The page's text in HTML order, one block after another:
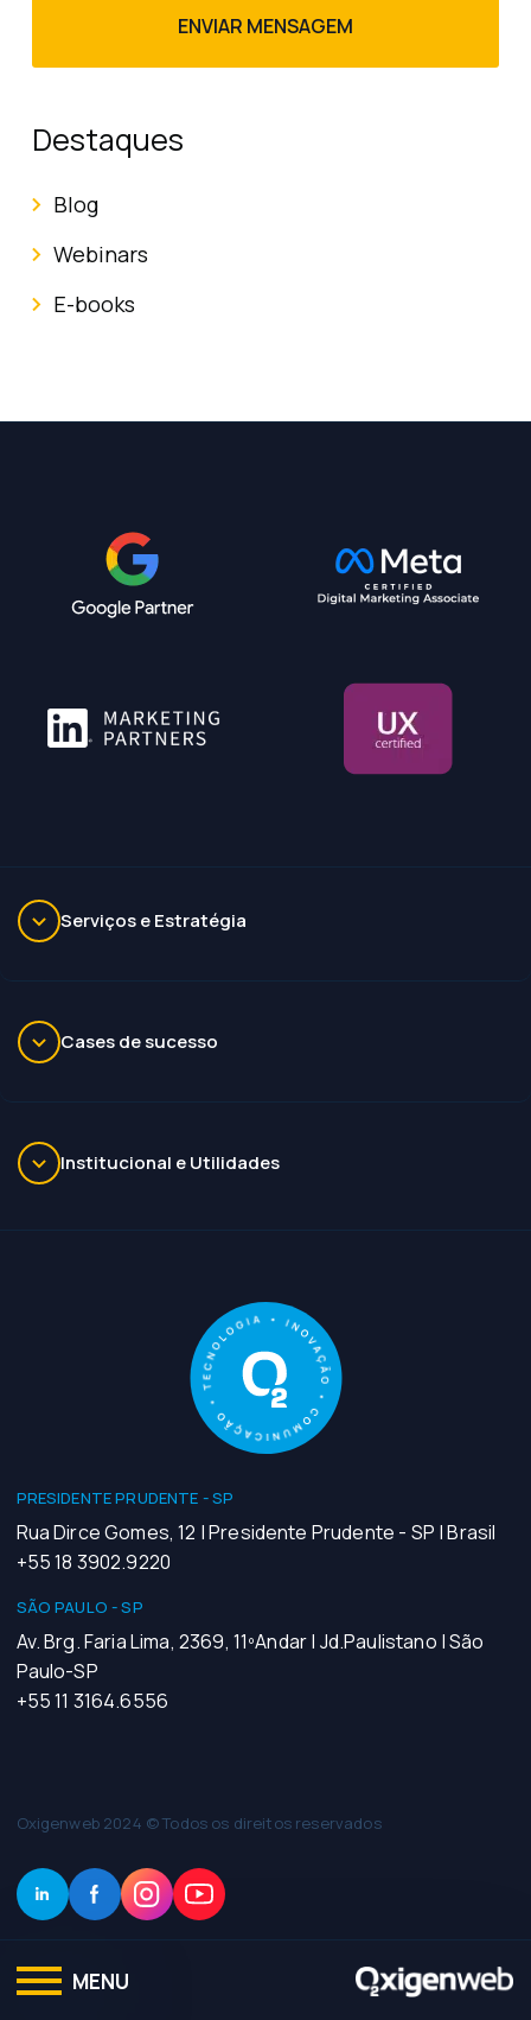
MENU
Destaques
Blog
Webinars
E-books
Serviços e Estratégia
Cases de sucesso
Institucional e Utilidades
PRESIDENTE PRUDENTE - SP
Rua Dirce Gomes, 12 | Presidente Prudente - SP | Brasil
+55 18 3902.9220
SÃO PAULO - SP
Av. Brg. Faria Lima, 2369, 11ºAndar | Jd.Paulistano | São
Paulo-SP
+55 11 3164.6556
Oxigenweb 2024 © Todos os direitos reservados